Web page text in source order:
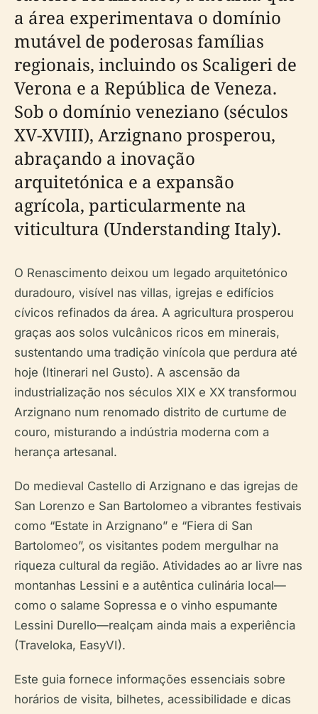
a área experimentava o domínio
mutável de poderosas famílias
regionais, incluindo os Scaligeri de
Verona e a República de Veneza.
Sob o domínio veneziano (séculos
XV-XVIII), Arzignano prosperou,
abraçando a inovação
arquitetónica e a expansão
agrícola, particularmente na
viticultura (Understanding Italy).
O Renascimento deixou um legado arquitetónico
duradouro, visível nas villas, igrejas e edifícios
cívicos refinados da área. A agricultura prosperou
graças aos solos vulcânicos ricos em minerais,
sustentando uma tradição vinícola que perdura até
hoje (Itinerari nel Gusto). A ascensão da
industrialização nos séculos XIX e XX transformou
Arzignano num renomado distrito de curtume de
couro, misturando a indústria moderna com a
herança artesanal.
Do medieval Castello di Arzignano e das igrejas de
San Lorenzo e San Bartolomeo a vibrantes festivais
como “Estate in Arzignano” e “Fiera di San
Bartolomeo”, os visitantes podem mergulhar na
riqueza cultural da região. Atividades ao ar livre nas
montanhas Lessini e a autêntica culinária local—
como o salame Sopressa e o vinho espumante
Lessini Durello—realçam ainda mais a experiência
(Traveloka, EasyVI).
Este guia fornece informações essenciais sobre
horários de visita, bilhetes, acessibilidade e dicas